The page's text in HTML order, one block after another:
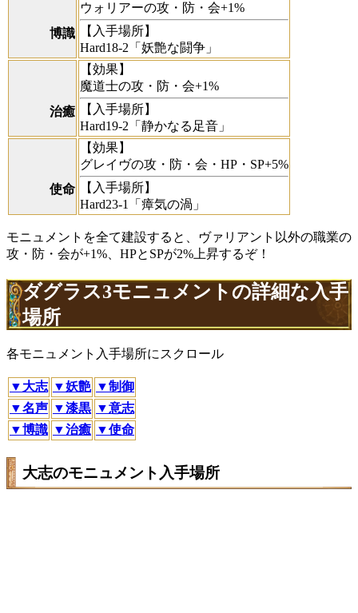
博識
ウォリアーの攻・防・会+1%
【入手場所】
Hard18-2「妖艶な闘争」
治癒
【効果】
魔道士の攻・防・会+1%
【入手場所】
Hard19-2「静かなる足音」
使命
【効果】
グレイヴの攻・防・会・HP・SP+5%
【入手場所】
Hard23-1「瘴気の渦」
モニュメントを全て建設すると、ヴァリアント以外の職業の
攻・防・会が+1%、HPとSPが2%上昇するぞ！
ダグラス3モニュメントの詳細な入手
場所
各モニュメント入手場所にスクロール
▼大志 ▼妖艶 ▼制御
▼名声 ▼漆黒 ▼意志
▼博識 ▼治癒 ▼使命
大志のモニュメント入手場所